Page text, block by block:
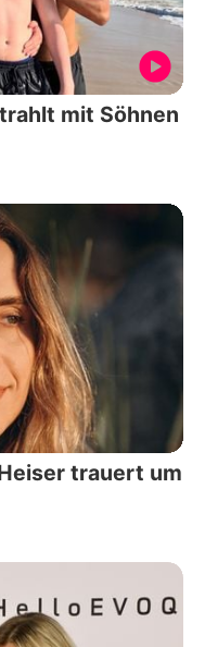
mit Söhnen
trauert um